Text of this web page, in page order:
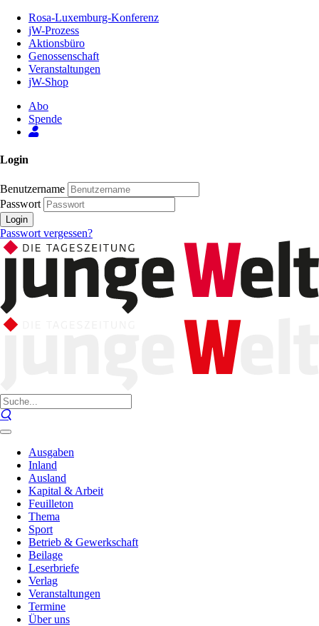
Inhalt
Seite
Rosa-Luxemburg-Konferenz
jW-Prozess
Aktionsbüro
Genossenschaft
Veranstaltungen
jW-Shop
Abo
Spende
Login
Benutzername
Passwort
Login
Passwort vergessen?
Ausgaben
Inland
Ausland
Kapital & Arbeit
Feuilleton
Thema
Sport
Betrieb & Gewerkschaft
Beilage
Leserbriefe
Verlag
Veranstaltungen
Termine
Über uns